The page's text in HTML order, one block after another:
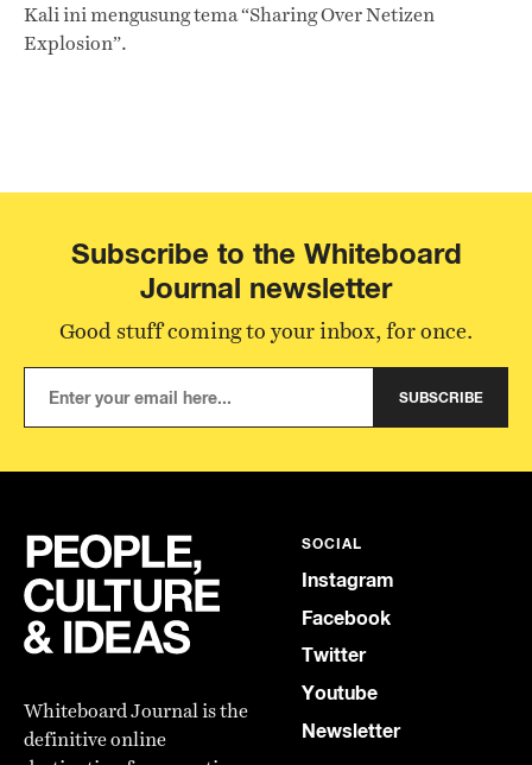
Kali ini mengusung tema “Sharing Over Netizen
Explosion”.
Subscribe to the Whiteboard
Journal newsletter
Good stuff coming to your inbox, for once.
SUBSCRIBE
Whiteboard Journal is the
definitive online
SOCIAL
Instagram
Facebook
Twitter
Youtube
Newsletter